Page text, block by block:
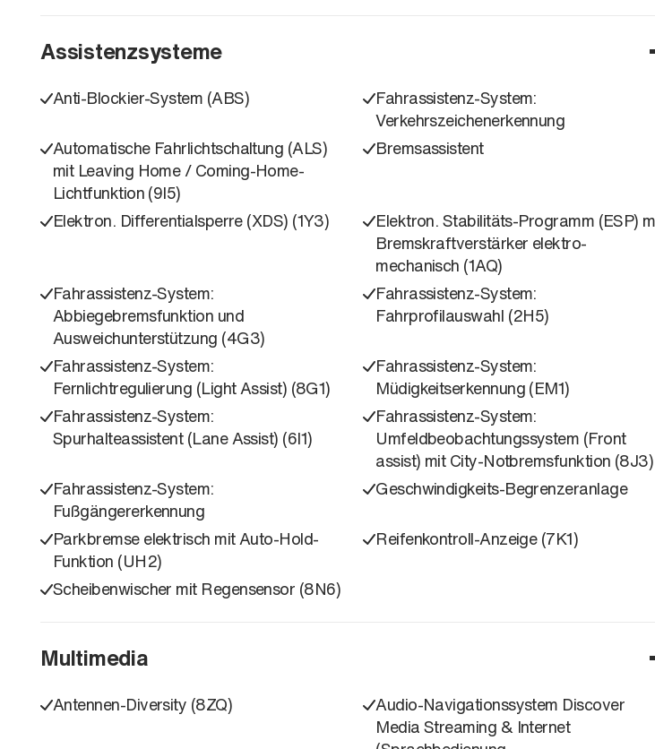
Assistenzsysteme
Anti-Blockier-System (ABS)
Fahrassistenz-System:
Verkehrszeichenerkennung
Automatische Fahrlichtschaltung (ALS)
mit Leaving Home / Coming-Home-
Lichtfunktion (9I5)
Bremsassistent
Elektron. Differentialsperre (XDS) (1Y3)
Elektron. Stabilitäts-Programm (ESP)
Bremskraftverstärker elektro-
mechanisch (1AQ)
Fahrassistenz-System:
Abbiegebremsfunktion und
Ausweichunterstützung (4G3)
Fahrassistenz-System:
Fahrprofilauswahl (2H5)
Fahrassistenz-System:
Fernlichtregulierung (Light Assist) (8G1)
Fahrassistenz-System:
Müdigkeitserkennung (EM1)
Fahrassistenz-System:
Spurhalteassistent (Lane Assist) (6I1)
Fahrassistenz-System:
Umfeldbeobachtungssystem (Front
assist) mit City-Notbremsfunktion (8J3)
Fahrassistenz-System:
Fußgängererkennung
Geschwindigkeits-Begrenzeranlage
Parkbremse elektrisch mit Auto-Hold-
Funktion (UH2)
Reifenkontroll-Anzeige (7K1)
Scheibenwischer mit Regensensor (8N6)
Multimedia
Antennen-Diversity (8ZQ)
Audio-Navigationssystem Discover
Media Streaming & Internet